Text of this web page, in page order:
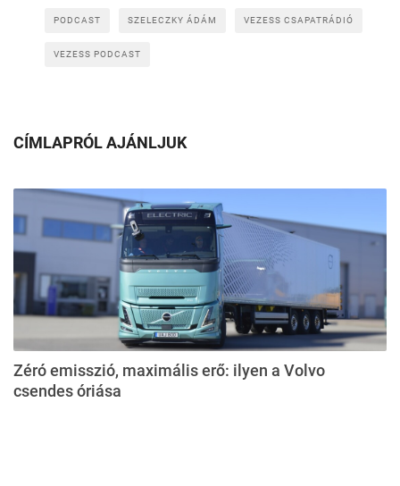
PODCAST SZELECZKY ÁDÁM VEZESS CSAPATRÁDIÓ
VEZESS PODCAST
CÍMLAPRÓL AJÁNLJUK
Zéró emisszió, maximális erő: ilyen a Volvo
csendes óriása